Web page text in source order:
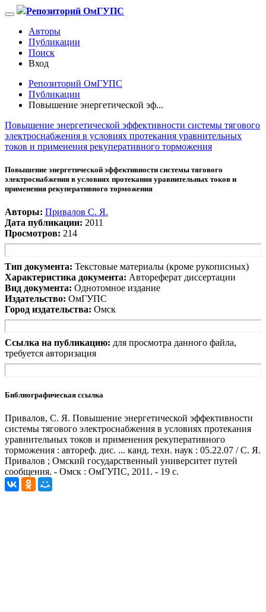
Репозиторий ОмГУПС
Авторы
Публикации
Поиск
Вход
Репозиторий ОмГУПС
Публикации
Повышение энергетической эф...
Повышение энергетической эффективности системы тягового
электроснабжения в условиях протекания уравнительных
токов и применения рекуперативного торможения
Повышение энергетической эффективности системы тягового
электроснабжения в условиях протекания уравнительных токов и
применения рекуперативного торможения
Авторы: Привалов С. Я.
Дата публикации: 2011
Просмотров: 214
Тип документа: Текстовые материалы (кроме рукописных)
Характеристика документа: Автореферат диссертации
Вид документа: Однотомное издание
Издательство: ОмГУПС
Город издательства: Омск
Ссылка на публикацию: для просмотра данного файла,
требуется авторизация
Библиографическая ссылка
Привалов, С. Я. Повышение энергетической эффективности
системы тягового электроснабжения в условиях протекания
уравнительных токов и применения рекуперативного
торможения : автореф. дис. ... канд. техн. наук : 05.22.07 / С. Я.
Привалов ; Омский государственный университет путей
сообщения. - Омск : ОмГУПС, 2011. - 19 с.